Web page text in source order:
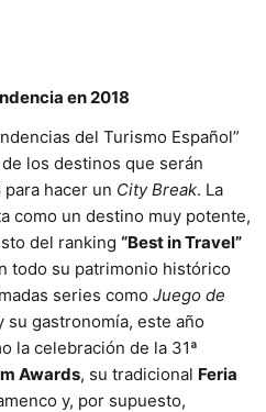
en 2018
del Turismo Español”
los destinos que serán
hacer un City Break. La
como un destino muy potente,
del ranking “Best in Travel”
todo su patrimonio histórico
series como Juego de
su gastronomía, este año
la celebración de la 31ª
Awards, su tradicional Feria
y, por supuesto,